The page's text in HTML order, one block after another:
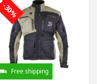
-30%
Free shipping